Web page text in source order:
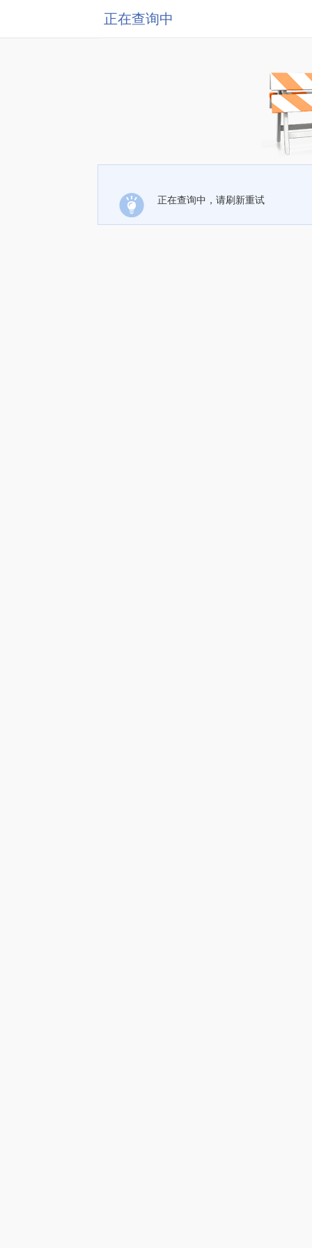
正在查询中
正在查询中，请刷新重试